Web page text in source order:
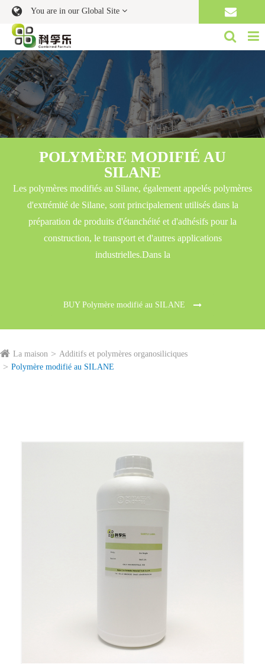
You are in our Global Site
POLYMÈRE MODIFIÉ AU
SILANE
Les polymères modifiés au Silane, également appelés polymères
d'extrémité de Silane, sont principalement utilisés dans la
préparation de produits d'étanchéité et d'adhésifs pour la
construction, le transport et d'autres applications
industrielles.Dans la
BUY Polymère modifié au SILANE
La maison
Additifs et polymères organosiliciques
Polymère modifié au SILANE